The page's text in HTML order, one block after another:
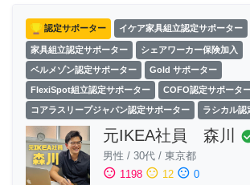
認定サポーター イケア家具組立認定サポーター
家具組立認定サポーター シェアワーカー保険加入
ベルメゾン認定サポーター Gold サポーター
FlexiSpot組立認定サポーター COFO認定サポータ
コアラスリープジャパン認定サポーター ラシカル認
元IKEA社員 森川
男性 / 30代 / 東京都
sentiment_satisfied 1198 sentiment_neutral 12 sentiment_dissatisfied 0